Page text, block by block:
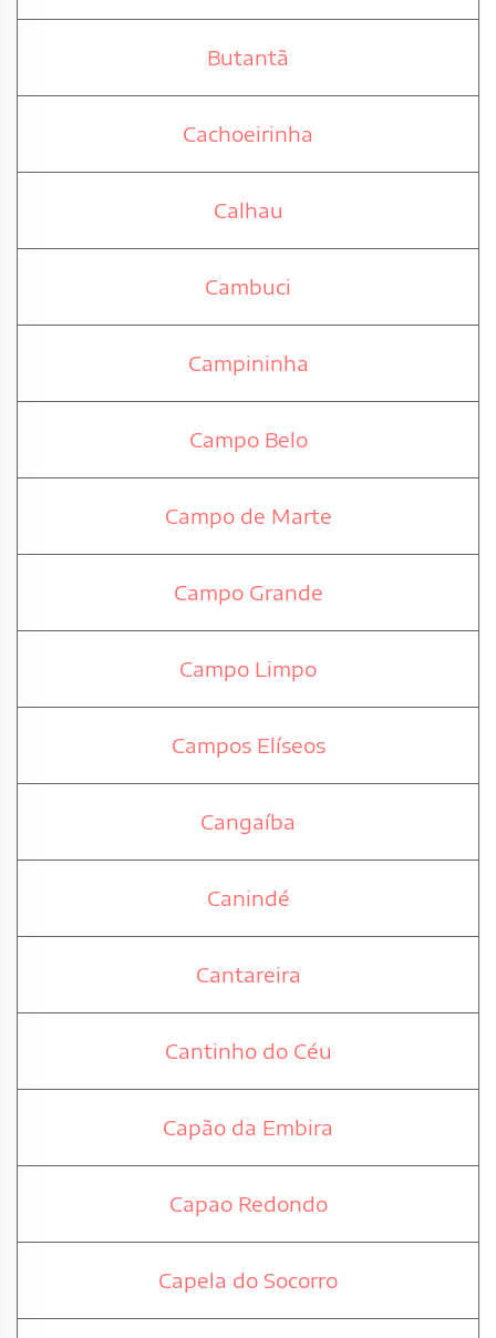
Butantã
Cachoeirinha
Calhau
Cambuci
Campininha
Campo Belo
Campo de Marte
Campo Grande
Campo Limpo
Campos Elíseos
Cangaíba
Canindé
Cantareira
Cantinho do Céu
Capão da Embira
Capao Redondo
Capela do Socorro